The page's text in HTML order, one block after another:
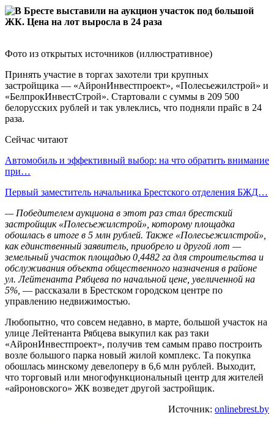
Фото из открытых источников (иллюстративное)
Принять участие в торгах захотели три крупных
застройщика — «АйронИнвестпроект», «Полесьежилстрой» и
«БелпрокИнвестСтрой». Стартовали с суммы в 209 500
белорусских рублей и так увлеклись, что подняли прайс в 24
раза.
Сейчас читают
Автомобиль и эффективный выбор: на что обратить внимание
при…
Первый заместитель начальника Брестского отделения БЖД…
— Победителем аукциона в этот раз стал брестский
застройщик «Полесьежилстрой», которому площадка
обошлась в итоге в 5 млн рублей. Также «Полесьежилстрой»,
как единственный заявитель, приобрело и другой лот —
земельный участок площадью 0,4482 га для строительства и
обслуживания объекта общественного назначения в районе
ул. Лейтенанта Рябцева по начальной цене, увеличенной на
5%, — рассказали в Брестском городском центре по
управлению недвижимостью.
Любопытно, что совсем недавно, в марте, большой участок на
улице Лейтенанта Рябцева выкупил как раз таки
«АйронИнвестпроект», получив тем самым право построить
возле большого парка новый жилой комплекс. Та покупка
обошлась минскому девелоперу в 6,6 млн рублей. Выходит,
что торговый или многофункциональный центр для жителей
«айроновского» ЖК возведет другой застройщик.
Источник: onlinebrest.by